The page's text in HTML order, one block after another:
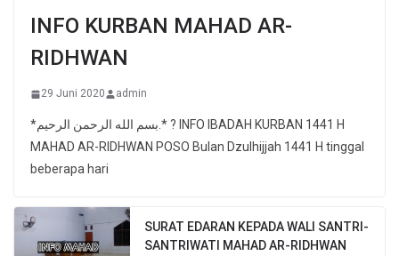
INFO KURBAN MAHAD AR-
RIDHWAN
29 Juni 2020 admin
*بسم الله الرحمن الرحيم.* ? INFO IBADAH KURBAN 1441 H
MAHAD AR-RIDHWAN POSO Bulan Dzulhijjah 1441 H tinggal
beberapa hari
SURAT EDARAN KEPADA WALI SANTRI-
SANTRIWATI MAHAD AR-RIDHWAN